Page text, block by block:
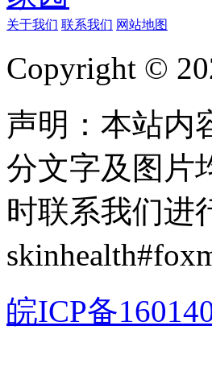
关于我们 联系我们 网站地图
Copyright ©
声明：本站内
分文字及图片
时联系我们进
皖ICP备